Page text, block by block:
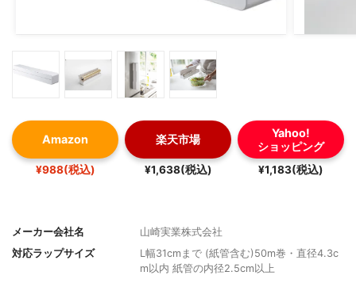
Amazon
¥988(税込)
楽天市場
¥1,638(税込)
Yahoo!
ショッピング
¥1,183(税込)
メーカー会社名
山崎実業株式会社
対応ラップサイズ
L幅31cmまで (紙管含む)50m巻・直径4.3c
m以内 紙管の内径2.5cm以上